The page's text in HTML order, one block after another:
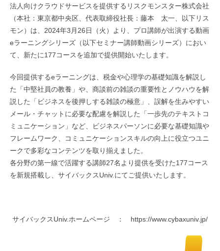
法人向けクラウドサービスを提供するリスクモンスター株式会社
（本社：東京都中央区、代表取締役社長：藤本 太一、以下リス
モン）は、2024年3月26日（火）より、プロ講師が出演する動画
eラーニングシリーズ（以下セミナー講師動画シリーズ）におい
て、新たに177コースを追加で提供開始いたします。
今回提供するeラーニングは、税金や心理学の基礎知識を解説し
た「中堅社員の教養」や、商談前の雑談の重要性とノウハウを解
説した「ビジネスを後押しする雑談の極意」、誤解を生みやすい
メール・チャットに必要な配慮を解説した「一歩先のテキストコ
ミュニケーション」など、ビジネスパーソンに必要な基礎知識や
フレームワーク、コミュニケーションスキルの向上に役立つユニ
ークで多彩なコンテンツを取り揃えました。
各分野の第一線で活躍する講師27名より提供を受けた177コース
を新規搭載し、サイバックスUniv.にてご提供いたします。
サイバックスUniv.ホームページ ： https://www.cybaxuniv.jp/